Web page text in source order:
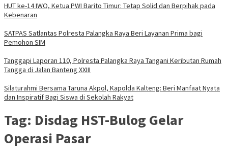
HUT ke-14 IWO, Ketua PWI Barito Timur: Tetap Solid dan Berpihak pada
Kebenaran
SATPAS Satlantas Polresta Palangka Raya Beri Layanan Prima bagi
Pemohon SIM
Tanggapi Laporan 110, Polresta Palangka Raya Tangani Keributan Rumah
Tangga di Jalan Banteng XXIII
Silaturahmi Bersama Taruna Akpol, Kapolda Kalteng: Beri Manfaat Nyata
dan Inspiratif Bagi Siswa di Sekolah Rakyat
Tag: Disdag HST-Bulog Gelar
Operasi Pasar